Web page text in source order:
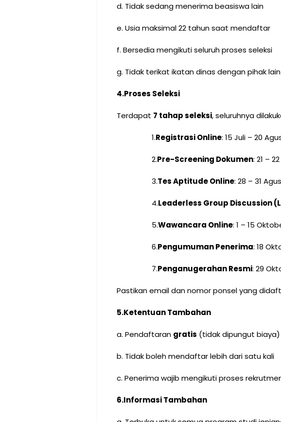
d. Tidak sedang menerima beasiswa lain
e. Usia maksimal 22 tahun saat mendaftar
f. Bersedia mengikuti seluruh proses seleksi
g. Tidak terikat ikatan dinas dengan pihak lain
4.Proses Seleksi
Terdapat 7 tahap seleksi, seluruhnya
1.Registrasi Online: 15 Juli – 20
2.Pre-Screening Dokumen: 21 –
3.Tes Aptitude Online: 28 – 31
4.Leaderless Group Discussion
5.Wawancara Online: 1 – 15
6.Pengumuman Penerima: 18
7.Penganugerahan Resmi: 29
Pastikan email dan nomor ponsel yang
5.Ketentuan Tambahan
a. Pendaftaran gratis (tidak dipungut biaya)
b. Tidak boleh mendaftar lebih dari satu kali
c. Penerima wajib mengikuti proses
6.Informasi Tambahan